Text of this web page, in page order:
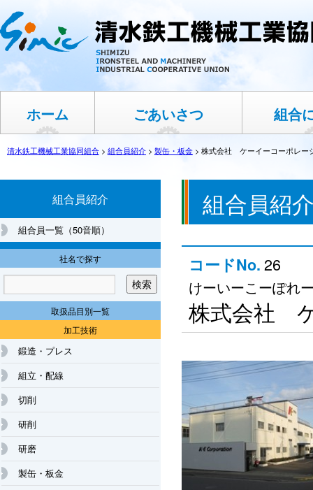
ホーム ごあいさつ 組合
清水鉄工機械工業協同組合 > 組合員紹介 > 製缶・板金 > 株式会社 ケーイーコーポレー
組合員紹
コードNo. 26
けーいーこーぽれ
株式会社
組合員紹介
組合員一覧（50音順）
社名で探す
取扱品目別一覧
加工技術
鍛造・プレス
組立・配線
切削
研削
研磨
製缶・板金